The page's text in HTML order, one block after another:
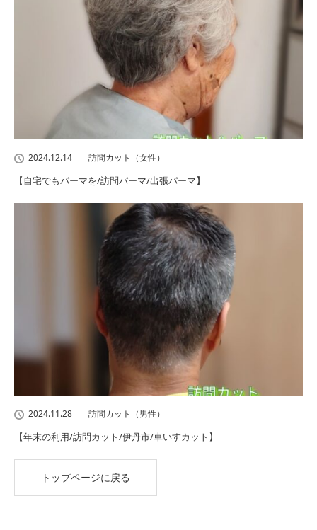
2024.12.14 訪問カット（女性）
【自宅でもパーマを/訪問パーマ/出張パーマ】
2024.11.28 訪問カット（男性）
【年末の利用/訪問カット/伊丹市/車いすカット】
トップページに戻る